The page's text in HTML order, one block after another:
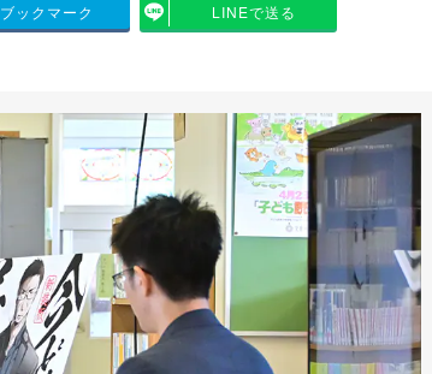
ブックマーク LINEで送る